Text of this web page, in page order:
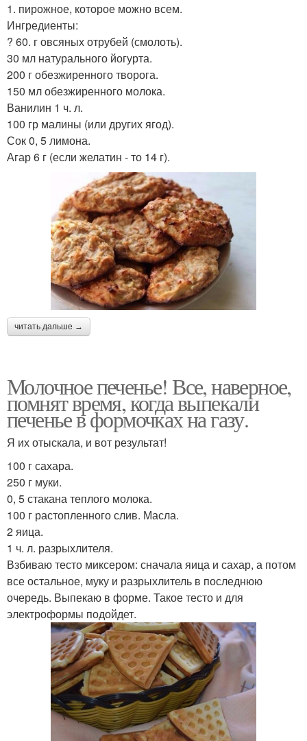
1. пирожное, которое можно всем.
Ингредиенты:
? 60. г овсяных отрубей (смолоть).
30 мл натурального йогурта.
200 г обезжиренного творога.
150 мл обезжиренного молока.
Ванилин 1 ч. л.
100 гр малины (или других ягод).
Сок 0, 5 лимона.
Агар 6 г (если желатин - то 14 г).
читать дальше →
Молочное печенье! Все, наверное,
помнят время, когда выпекали
печенье в формочках на газу.
Я их отыскала, и вот результат!
100 г сахара.
250 г муки.
0, 5 стакана теплого молока.
100 г растопленного слив. Масла.
2 яица.
1 ч. л. разрыхлителя.
Взбиваю тесто миксером: сначала яица и сахар, а потом
все остальное, муку и разрыхлитель в последнюю
очередь. Выпекаю в форме. Такое тесто и для
электроформы подойдет.